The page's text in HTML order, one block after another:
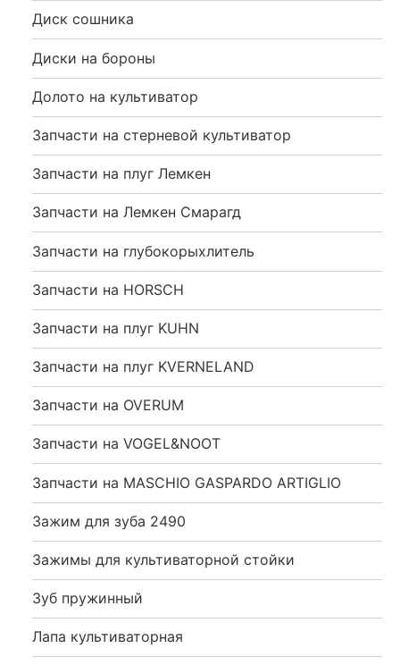
Диск сошника
Диски на бороны
Долото на культиватор
Запчасти на стерневой культиватор
Запчасти на плуг Лемкен
Запчасти на Лемкен Смарагд
Запчасти на глубокорыхлитель
Запчасти на HORSCH
Запчасти на плуг KUHN
Запчасти на плуг KVERNELAND
Запчасти на OVERUM
Запчасти на VOGEL&NOOT
Запчасти на MASCHIO GASPARDO ARTIGLIO
Зажим для зуба 2490
Зажимы для культиваторной стойки
Зуб пружинный
Лапа культиваторная